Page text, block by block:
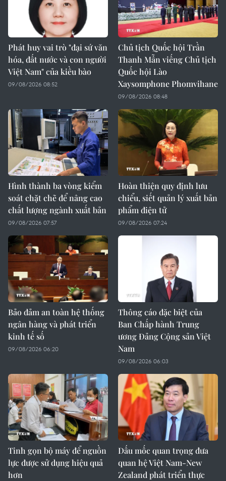
Phát huy vai trò "đại sứ văn
hóa, đất nước và con người
Việt Nam" của kiều bào
09/08/2026 08:52
Chủ tịch Quốc hội Trần
Thanh Mẫn viếng Chủ tịch
Quốc hội Lào
Xaysomphone Phomvihane
09/08/2026 08:48
Hình thành ba vòng kiểm
soát chặt chẽ để nâng cao
chất lượng ngành xuất bản
09/08/2026 07:57
Hoàn thiện quy định lưu
chiểu, siết quản lý xuất bản
phẩm điện tử
09/08/2026 07:24
Bảo đảm an toàn hệ thống
ngân hàng và phát triển
kinh tế số
09/08/2026 06:20
Thông cáo đặc biệt của
Ban Chấp hành Trung
ương Đảng Cộng sản Việt
Nam
09/08/2026 06:03
Tinh gọn bộ máy để nguồn
lực được sử dụng hiệu quả
hơn
Dấu mốc quan trọng đưa
quan hệ Việt Nam-New
Zealand phát triển thực